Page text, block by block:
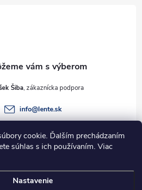
cookie. Ďalším prechádzaním
súhlas s ich používaním. Viac
Nastavenie
Šiba
info@lente.sk